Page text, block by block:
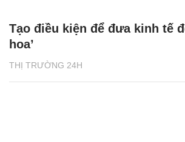
THỊ TRƯỜNG 24H
Tạo điều kiện để đưa kinh tế
hoa’